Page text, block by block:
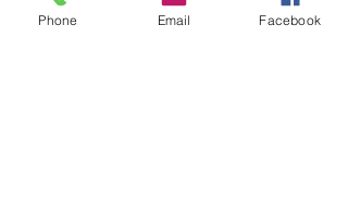
Phone Email Facebook